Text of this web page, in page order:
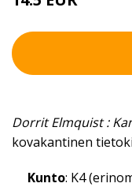
Dorrit Elmquist :
kovakantinen
Kunto: K4